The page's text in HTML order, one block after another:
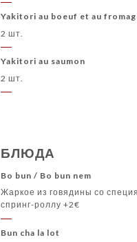
Yakitori au boeuf et au
2 шт.
Yakitori au saumon
2 шт.
БЛЮДА
Bo bun / Bo bun nem
Жаркое из говядины со
спринг-роллу +2€
Bun cha la lot